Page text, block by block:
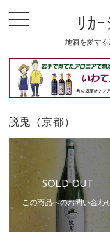
ﾘｶ
地酒を愛す
脱兎（京都）
SOLD OUT
この商品へのお問い合わ